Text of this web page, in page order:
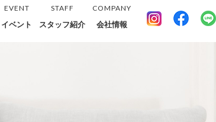
EVENT
イベント
STAFF
スタッフ紹介
COMPANY
会社情報